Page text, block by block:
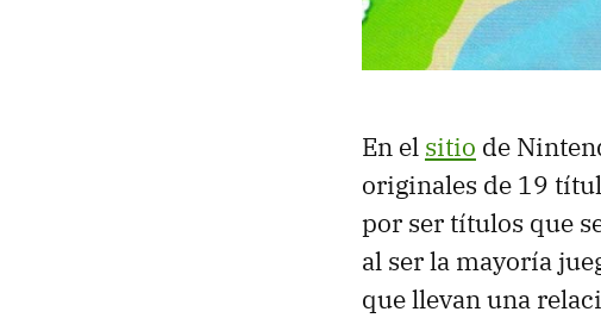
En el sitio de
originales de 19
por ser títulos que
al ser la mayoría
que llevan una